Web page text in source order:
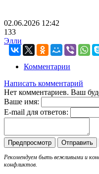
02.06.2026 12:42
133
Элли
Комментарии
Написать комментарий
Нет комментариев. Ваш
Ваше имя:
E-mail для ответов:
Рекомендуем быть вежливыми и
конфликтов.